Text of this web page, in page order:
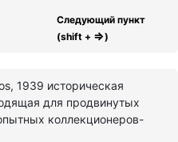
Следующий пункт
(shift + ⇒)
1939 историческая
для продвинутых
коллекционеров-